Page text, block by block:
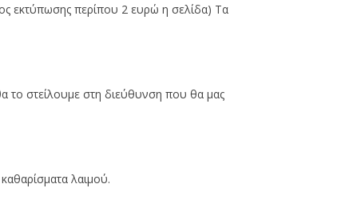
εκτύπωσης περίπου 2 ευρώ η σελίδα) Τα
το στείλουμε στη διεύθυνση που θα μας
λαιμού.